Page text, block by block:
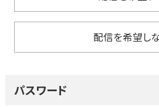
配信を希望し
パスワード